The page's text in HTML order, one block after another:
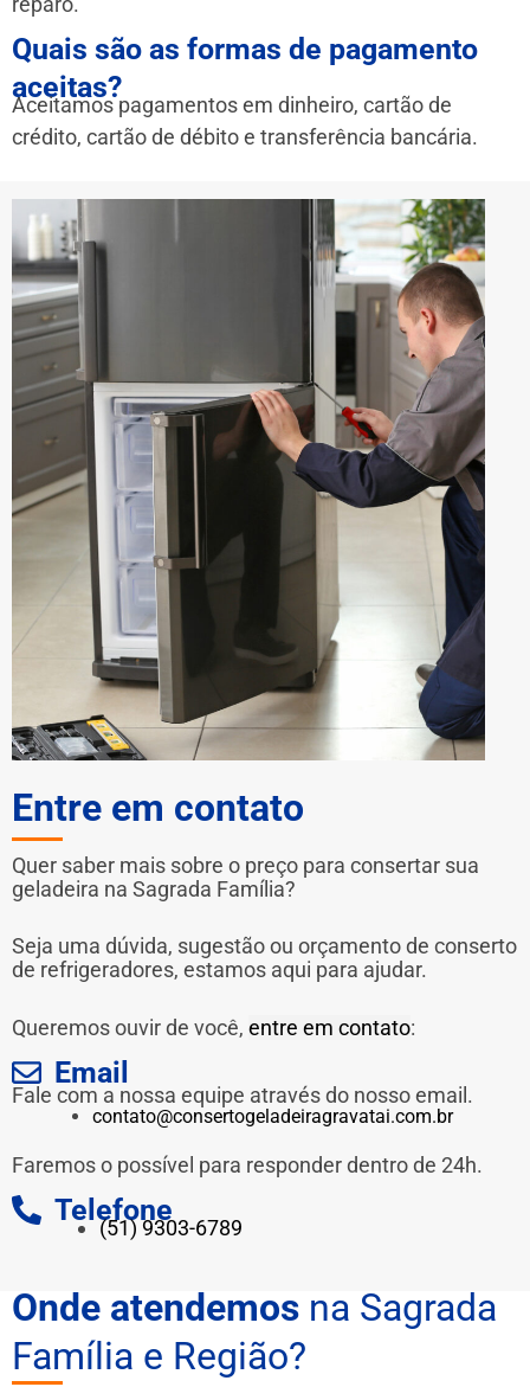
Quais são as formas de pagamento
aceitas?
Aceitamos pagamentos em dinheiro, cartão de
crédito, cartão de débito e transferência bancária.
Entre em contato
Quer saber mais sobre o preço para consertar sua
geladeira na Sagrada Família?
Seja uma dúvida, sugestão ou orçamento de conserto
de refrigeradores, estamos aqui para ajudar.
Queremos ouvir de você, entre em contato:
Email
Fale com a nossa equipe através do nosso email.
contato@consertogeladeiragravatai.com.br
Faremos o possível para responder dentro de 24h.
Telefone
(51) 9303-6789
Onde atendemos na Sagrada
Família e Região?